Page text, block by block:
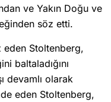
ve Yakın Doğu ve
söz etti.
eden Stoltenberg,
baltaladığını
devamlı olarak
eden Stoltenberg,